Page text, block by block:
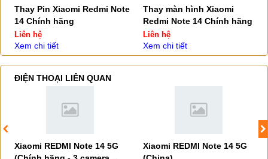
Thay Pin Xiaomi Redmi Note
14 Chính hãng
Liên hệ
Xem chi tiết
Thay màn hình Xiaomi
Redmi Note 14 Chính hãng
Liên hệ
Xem chi tiết
ĐIỆN THOẠI LIÊN QUAN
Xiaomi REDMI Note 14 5G
Xiaomi REDMI Note 14 5G